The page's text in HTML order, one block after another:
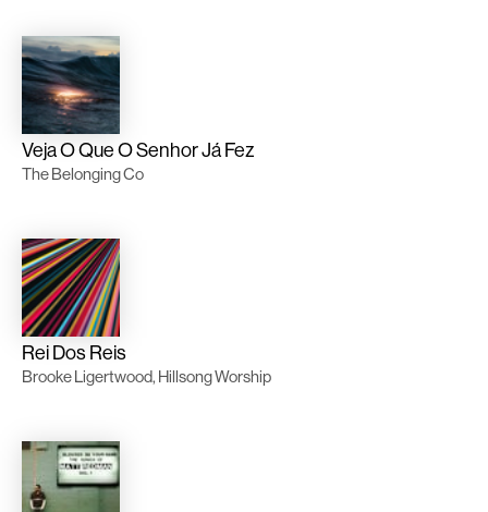
Veja O Que O Senhor Já Fez
The Belonging Co
Rei Dos Reis
Brooke Ligertwood, Hillsong Worship